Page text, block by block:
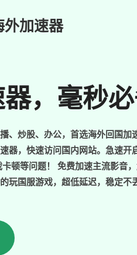
外加速器
，毫秒
、炒股、办公，首选海外回国加
器，快速访问国内网站。急速开
顿等问题！ 免费加速主流影音
玩国服游戏，超低延迟，稳定不